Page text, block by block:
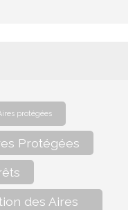
protégées
Protégées
des Aires